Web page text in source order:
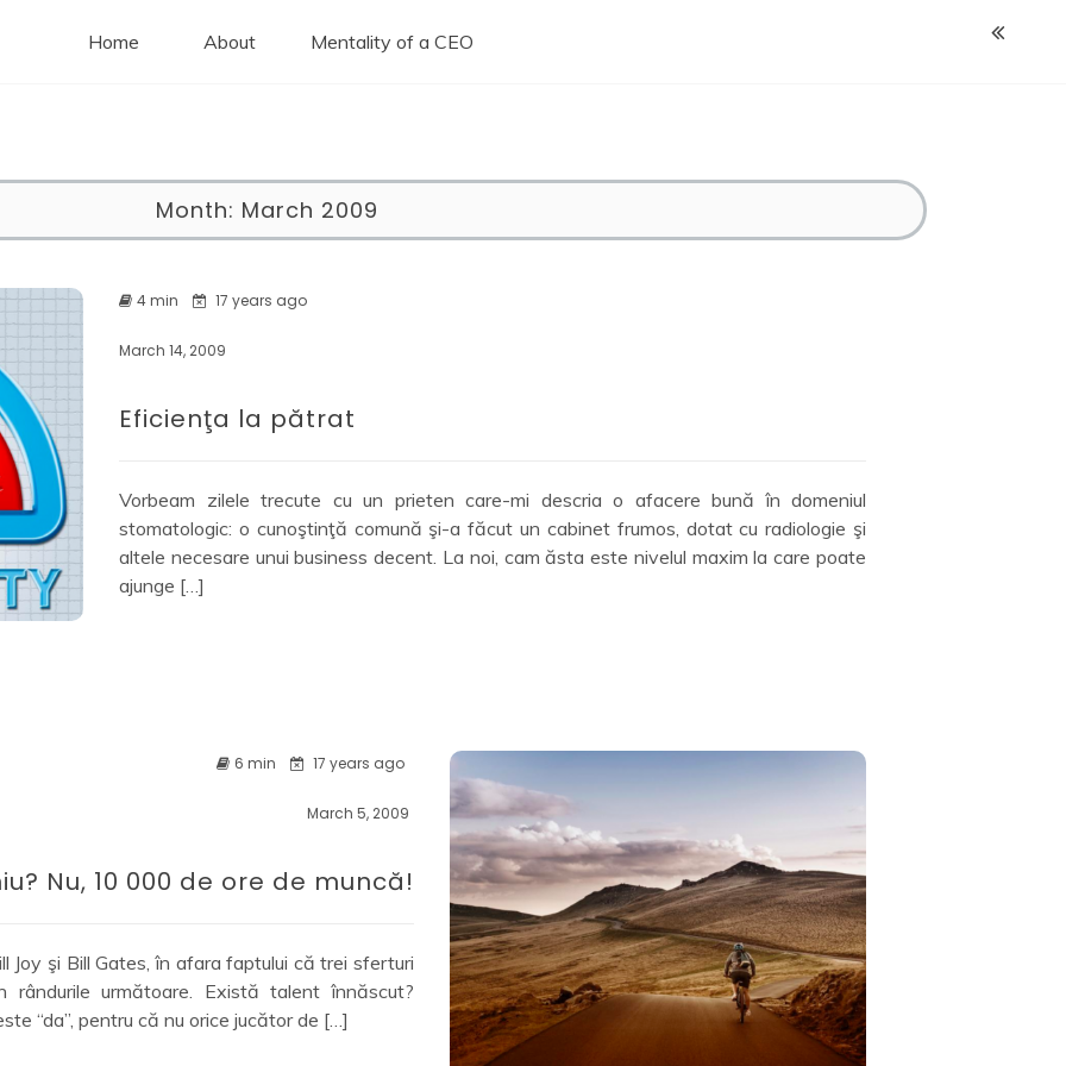
Dan Carja
Home About Mentality of a CEO
Month: March 2009
4 min 17 years ago
March 14, 2009
Eficienţa la pătrat
Vorbeam zilele trecute cu un prieten care-mi descria o afacere bună în domeniul
stomatologic: o cunoştinţă comună şi-a făcut un cabinet frumos, dotat cu radiologie şi
altele necesare unui business decent. La noi, cam ăsta este nivelul maxim la care poate
ajunge […]
6 min 17 years ago
March 5, 2009
Nu, 10 000 de ore de muncă!
şi Bill Gates, în afara faptului că trei sferturi
următoare. Există talent înnăscut?
“da”, pentru că nu orice jucător de […]